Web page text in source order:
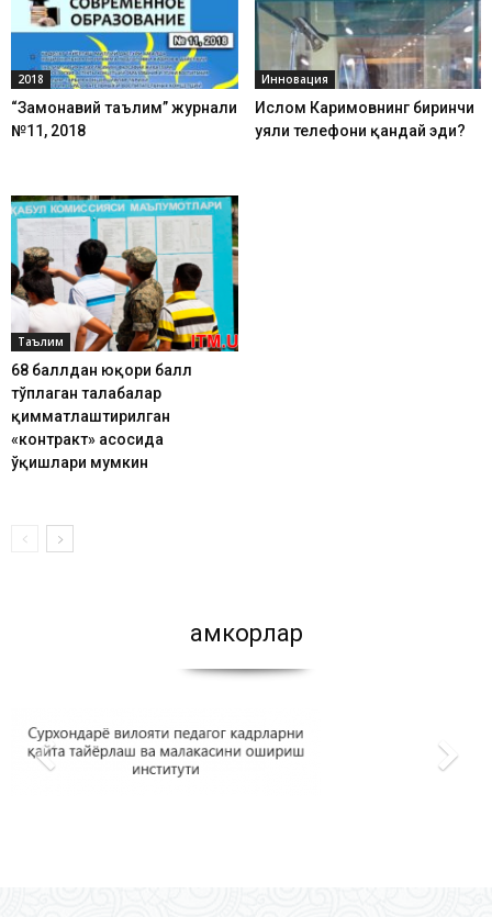
2018
“Замонавий таълим” журнали
№11, 2018
Инновация
Ислом Каримовнинг биринчи
уяли телефони қандай эди?
Таълим
68 баллдан юқори балл
тўплаган талабалар
қимматлаштирилган
«контракт» асосида
ўқишлари мумкин
Ҳамкорлар